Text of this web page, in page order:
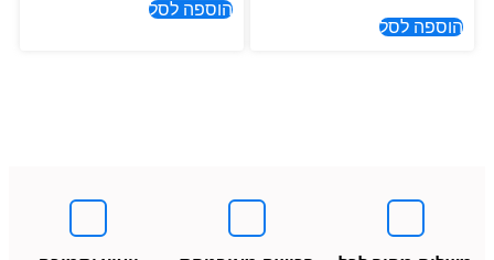
הוספה לסל
הוספה לסל